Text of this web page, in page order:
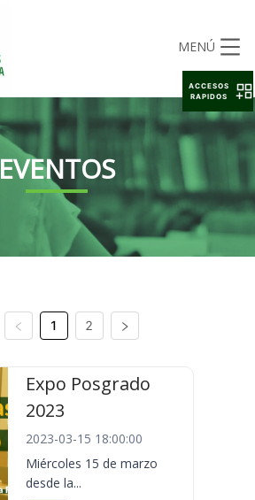
MENÚ
EVENTOS
1 2
Expo Posgrado
2023
2023-03-15 18:00:00
Miércoles 15 de marzo
desde la...
ACCESOS
RAPIDOS